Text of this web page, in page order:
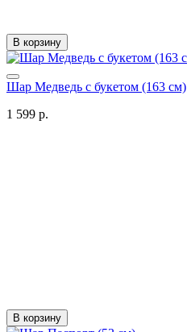
В корзину
Шар Медведь с букетом (163 см)
1 599 р.
В корзину